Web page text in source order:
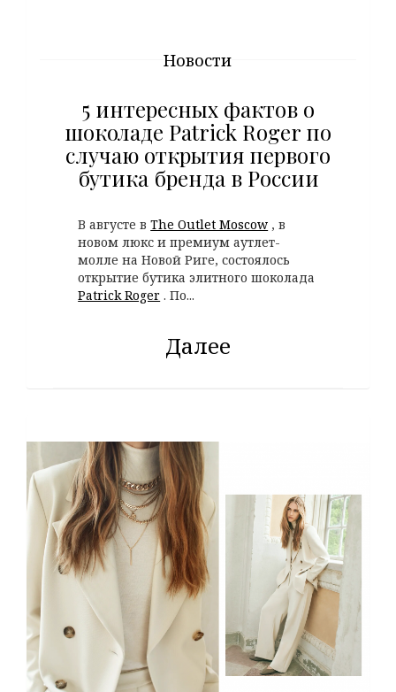
Новости
5 интересных фактов о
шоколаде Patrick Roger по
случаю открытия первого
бутика бренда в России
В августе вThe Outlet Moscow , в
новом люкс и премиум аутлет-
молле на Новой Риге, состоялось
открытие бутика элитного шоколада
Patrick Roger . По...
Далее